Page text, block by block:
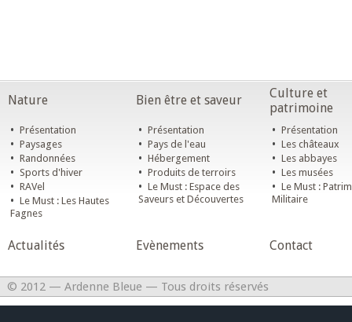
Nature Bien être et saveur
Culture et
patrimoine
• Présentation
• Paysages
• Randonnées
• Sports d'hiver
• RAVel
• Le Must : Les Hautes
Fagnes
• Présentation
• Pays de l'eau
• Hébergement
• Produits de terroirs
• Le Must : Espace des
Saveurs et Découvertes
• Présentation
• Les châteaux
• Les abbayes
• Les musées
• Le Must :
Militaire
Actualités Evènements Contact
© 2012 — Ardenne Bleue — Tous droits réservés